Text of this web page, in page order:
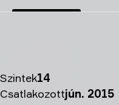
Szintek14
Csatlakozottjún. 2015